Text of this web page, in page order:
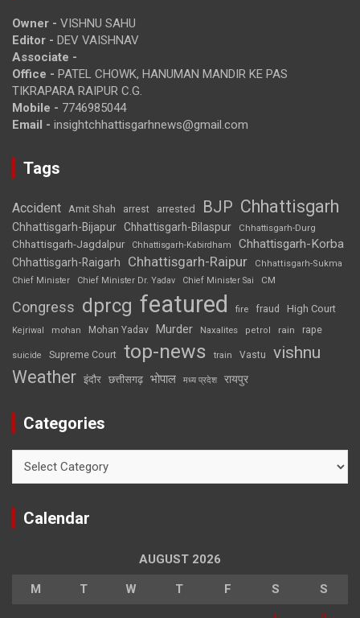
Owner - VISHNU SAHU
Editor - DEV VAISHNAV
Associate -
Office - PATEL CHOWK, HANUMAN MANDIR KE PAS
TIKRAPARA RAIPUR C.G.
Mobile - 7746985044
Email - insightchhattisgarhnews@gmail.com
Tags
Accident Amit Shah arrest arrested BJP Chhattisgarh
Chhattisgarh-Bijapur Chhattisgarh-Bilaspur Chhattisgarh-Durg
Chhattisgarh-Jagdalpur Chhattisgarh-Kabirdham Chhattisgarh-Korba
Chhattisgarh-Raigarh Chhattisgarh-Raipur
Chhattisgarh-Sukma
Chief Minister
Chief Minister Dr. Yadav Chief Minister Sai CM
Congress dprcg featured fire fraud High Court
Kejriwal mohan Mohan Yadav Murder Naxalites petrol rain rape
suicide Supreme Court top-news train Vastu vishnu
Weather इंदौर छत्तीसगढ़ भोपाल मध्य प्रदेश रायपुर
Categories
Calendar
AUGUST 2026
M T W T F S S